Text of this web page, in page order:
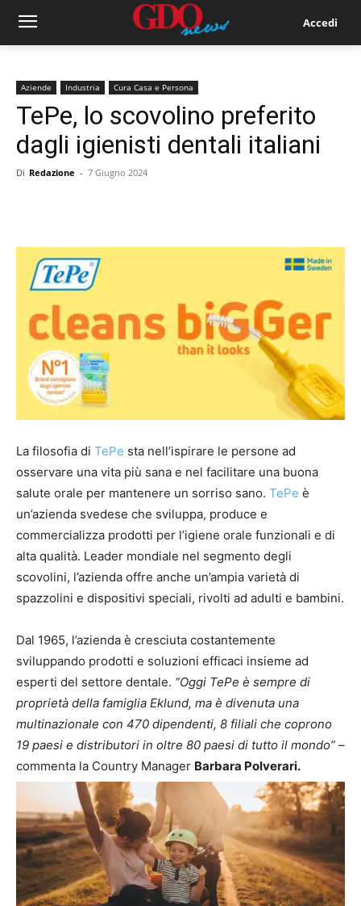
Accedi
Aziende Industria Cura Casa e Persona
TePe, lo scovolino preferito
dagli igienisti dentali italiani
Di Redazione - 7 Giugno 2024
La filosofia di TePe sta nell’ispirare le persone ad
osservare una vita più sana e nel facilitare una buona
salute orale per mantenere un sorriso sano. TePe è
un’azienda svedese che sviluppa, produce e
commercializza prodotti per l’igiene orale funzionali e di
alta qualità. Leader mondiale nel segmento degli
scovolini, l’azienda offre anche un’ampia varietà di
spazzolini e dispositivi speciali, rivolti ad adulti e bambini.
Dal 1965, l’azienda è cresciuta costantemente
sviluppando prodotti e soluzioni efficaci insieme ad
esperti del settore dentale. “Oggi TePe è sempre di
proprietà della famiglia Eklund, ma è divenuta una
multinazionale con 470 dipendenti, 8 filiali che coprono
19 paesi e distributori in oltre 80 paesi di tutto il mondo” –
commenta la Country Manager Barbara Polverari.